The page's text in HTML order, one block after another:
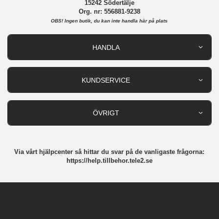
15242 Södertälje
Org. nr: 556881-9238
OBS! Ingen butik, du kan inte handla här på plats
HANDLA
KUNDSERVICE
ÖVRIGT
Integritetspolicy
Via vårt hjälpcenter så hittar du svar på de vanligaste frågorna:
https://help.tillbehor.tele2.se